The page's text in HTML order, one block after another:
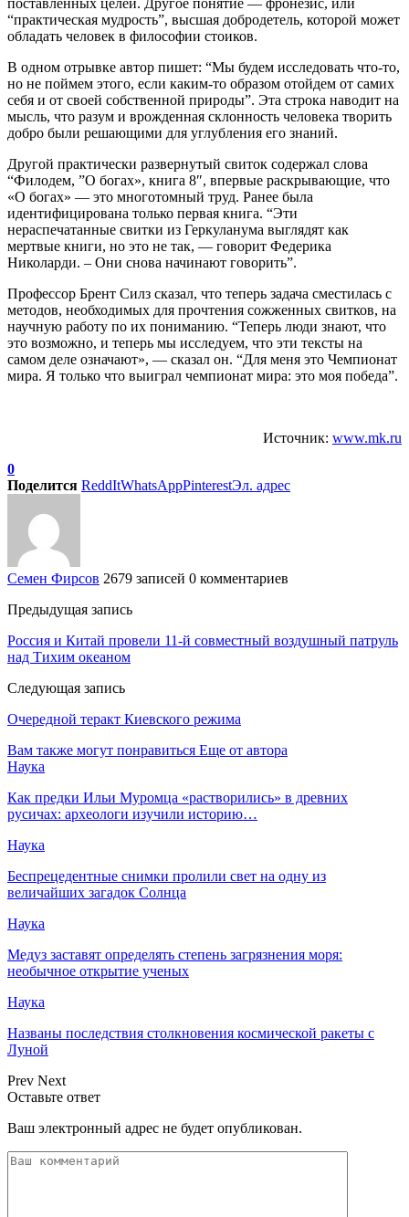
“практическая мудрость”, высшая добродетель, которой может
обладать человек в философии стоиков.
В одном отрывке автор пишет: “Мы будем исследовать что-то,
но не поймем этого, если каким-то образом отойдем от самих
себя и от своей собственной природы”. Эта строка наводит на
мысль, что разум и врожденная склонность человека творить
добро были решающими для углубления его знаний.
Другой практически развернутый свиток содержал слова
“Филодем, ”О богах», книга 8″, впервые раскрывающие, что
«О богах» — это многотомный труд. Ранее была
идентифицирована только первая книга. “Эти
нераспечатанные свитки из Геркуланума выглядят как
мертвые книги, но это не так, — говорит Федерика
Николарди. – Они снова начинают говорить”.
Профессор Брент Силз сказал, что теперь задача сместилась с
методов, необходимых для прочтения сожженных свитков, на
научную работу по их пониманию. “Теперь люди знают, что
это возможно, и теперь мы исследуем, что эти тексты на
самом деле означают», — сказал он. “Для меня это Чемпионат
мира. Я только что выиграл чемпионат мира: это моя победа”.
Источник: www.mk.ru
0
Поделится ReddItWhatsAppPinterestЭл. адрес
Семен Фирсов 2679 записей 0 комментариев
Предыдущая запись
Россия и Китай провели 11-й совместный воздушный патруль
над Тихим океаном
Следующая запись
Очередной теракт Киевского режима
Вам также могут понравиться Еще от автора
Наука
Как предки Ильи Муромца «растворились» в древних
русичах: археологи изучили историю…
Наука
Беспрецедентные снимки пролили свет на одну из
величайших загадок Солнца
Наука
Медуз заставят определять степень загрязнения моря:
необычное открытие ученых
Наука
Названы последствия столкновения космической ракеты с
Луной
Prev Next
Оставьте ответ
Ваш электронный адрес не будет опубликован.